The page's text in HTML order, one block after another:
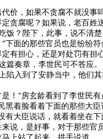
价，如果不贪腐不就没事
贪腐呢？如果说，老百
饭？陛下，此事，说不清楚
下面的那些官员也是纷纷符
有担心，还是对处罚有
篇奏章，李世民可不答应。
陷入到了安静当中，他们其
！”房玄龄看到了李世民有
黑着脸看着下面的那些大
有大臣说话，就看着坐在下
说，是好事，对于那些